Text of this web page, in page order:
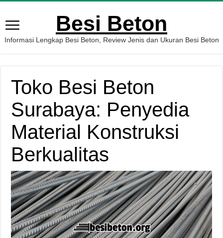
Besi Beton
Informasi Lengkap Besi Beton, Review Jenis dan Ukuran Besi Beton
Toko Besi Beton
Surabaya: Penyedia
Material Konstruksi
Berkualitas